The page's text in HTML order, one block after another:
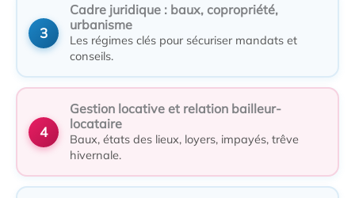
Cadre juridique : baux, copropriété,
urbanisme
Les régimes clés pour sécuriser mandats et
conseils.
Gestion locative et relation bailleur-
locataire
Baux, états des lieux, loyers, impayés, trêve
hivernale.